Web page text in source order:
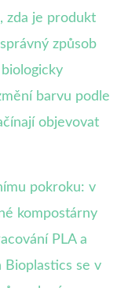
zda je produkt
způsob
barvu podle
objevovat
pokroku: v
kompostárny
PLA a
Bioplastics se v